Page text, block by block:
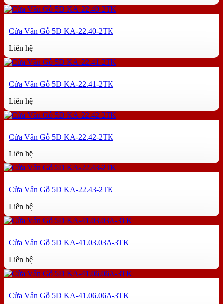
Cửa Vân Gỗ 5D KA-22.40-2TK
Liên hệ
Cửa Vân Gỗ 5D KA-22.41-2TK
Liên hệ
Cửa Vân Gỗ 5D KA-22.42-2TK
Liên hệ
Cửa Vân Gỗ 5D KA-22.43-2TK
Liên hệ
Cửa Vân Gỗ 5D KA-41.03.03A-3TK
Liên hệ
Cửa Vân Gỗ 5D KA-41.06.06A-3TK